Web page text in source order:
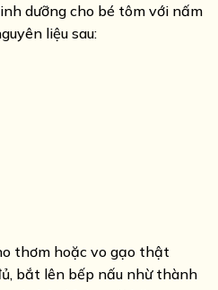
dưỡng cho bé tôm với nấm
liệu sau:
thơm hoặc vo gạo thật
bắt lên bếp nấu nhừ thành